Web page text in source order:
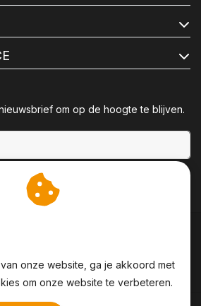
om op de hoogte te blijven.
onze website, ga je akkoord met
om onze website te verbeteren.